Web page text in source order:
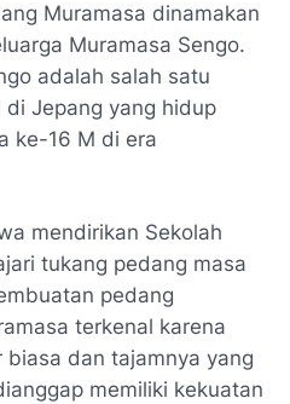
Muramasa dinamakan
Muramasa Sengo.
adalah salah satu
Jepang yang hidup
ke-16 M di era
mendirikan Sekolah
tukang pedang masa
pedang
terkenal karena
biasa dan tajamnya yang
memiliki kekuatan